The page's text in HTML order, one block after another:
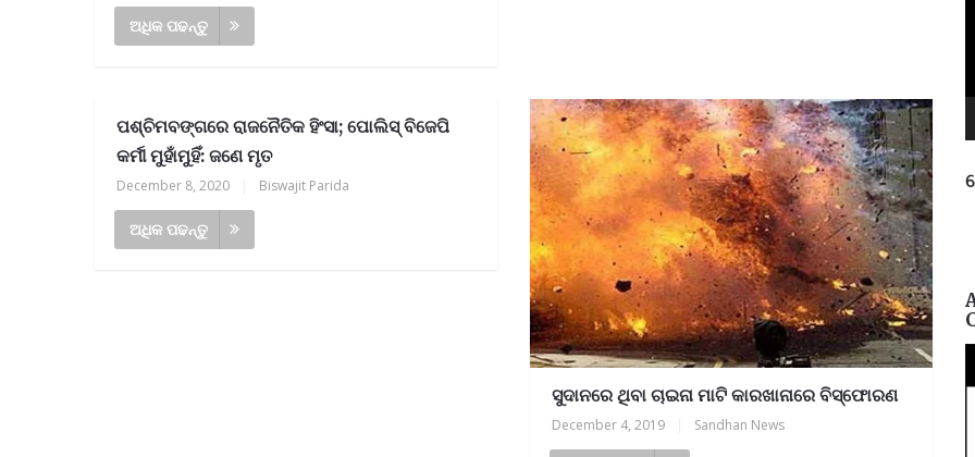
ଅଧିକ ପଢନ୍ତୁ
ପଶ୍ଚିମବଙ୍ଗରେ ରାଜନୈତିକ ହିଂସା; ପୋଲିସ୍ ବିଜେପି
କର୍ମୀ ମୁହାଁମୁହିଁ: ଜଣେ ମୃତ
December 8, 2020 Biswajit Parida
ଅଧିକ ପଢନ୍ତୁ
ସୁଦାନରେ ଥିବା ଚାଇନା ମାଟି କାରଖାନାରେ ବିସ୍ଫୋରଣ
December 4, 2019 Sandhan News